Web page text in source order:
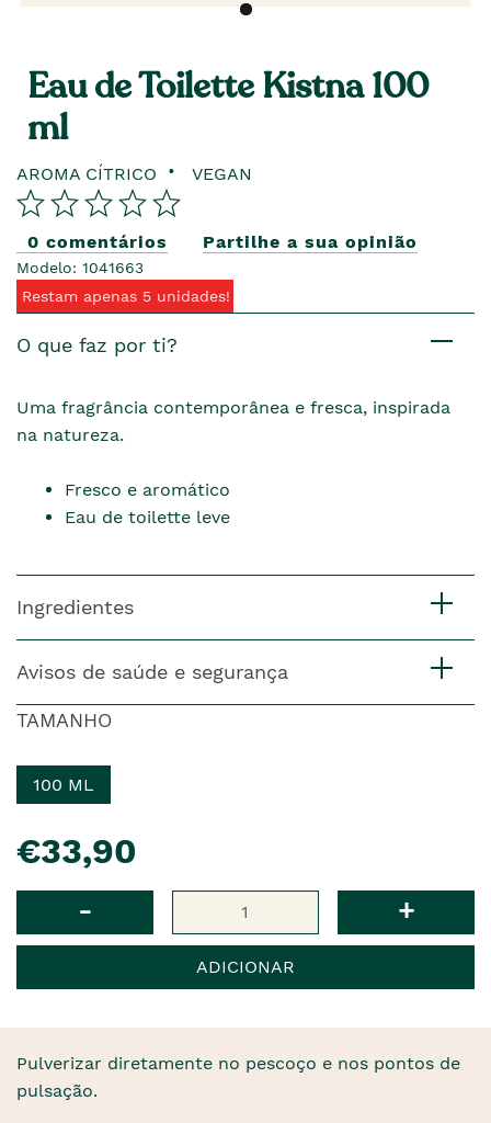
Eau de Toilette Kistna 100
ml
AROMA CÍTRICO VEGAN
0 comentários Partilhe a sua opinião
Modelo: 1041663
Restam apenas 5 unidades!
O que faz por ti?
Uma fragrância contemporânea e fresca, inspirada
na natureza.
Fresco e aromático
Eau de toilette leve
Ingredientes
Avisos de saúde e segurança
TAMANHO
100 ML
€33,90
- +
ADICIONAR
Pulverizar diretamente no pescoço e nos pontos de
pulsação.